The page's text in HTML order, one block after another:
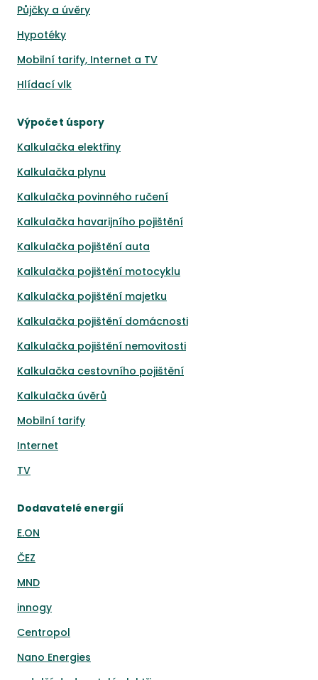
Půjčky a úvěry
Hypotéky
Mobilní tarify, Internet a TV
Hlídací vlk
Výpočet úspory
Kalkulačka elektřiny
Kalkulačka plynu
Kalkulačka povinného ručení
Kalkulačka havarijního pojištění
Kalkulačka pojištění auta
Kalkulačka pojištění motocyklu
Kalkulačka pojištění majetku
Kalkulačka pojištění domácnosti
Kalkulačka pojištění nemovitosti
Kalkulačka cestovního pojištění
Kalkulačka úvěrů
Mobilní tarify
Internet
TV
Dodavatelé energií
E.ON
ČEZ
MND
innogy
Centropol
Nano Energies